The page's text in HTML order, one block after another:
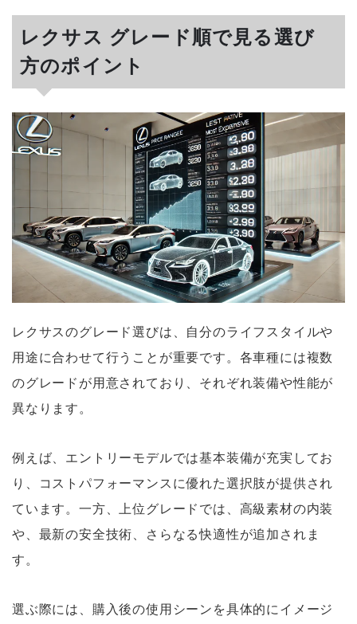
レクサス グレード順で見る選び
方のポイント
レクサスのグレード選びは、自分のライフスタイルや
用途に合わせて行うことが重要です。各車種には複数
のグレードが用意されており、それぞれ装備や性能が
異なります。
例えば、エントリーモデルでは基本装備が充実してお
り、コストパフォーマンスに優れた選択肢が提供され
ています。一方、上位グレードでは、高級素材の内装
や、最新の安全技術、さらなる快適性が追加されま
す。
選ぶ際には、購入後の使用シーンを具体的にイメージ